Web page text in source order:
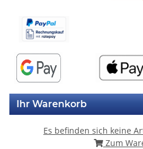
Ihr Warenkorb
Es befinden sich keine
Zum